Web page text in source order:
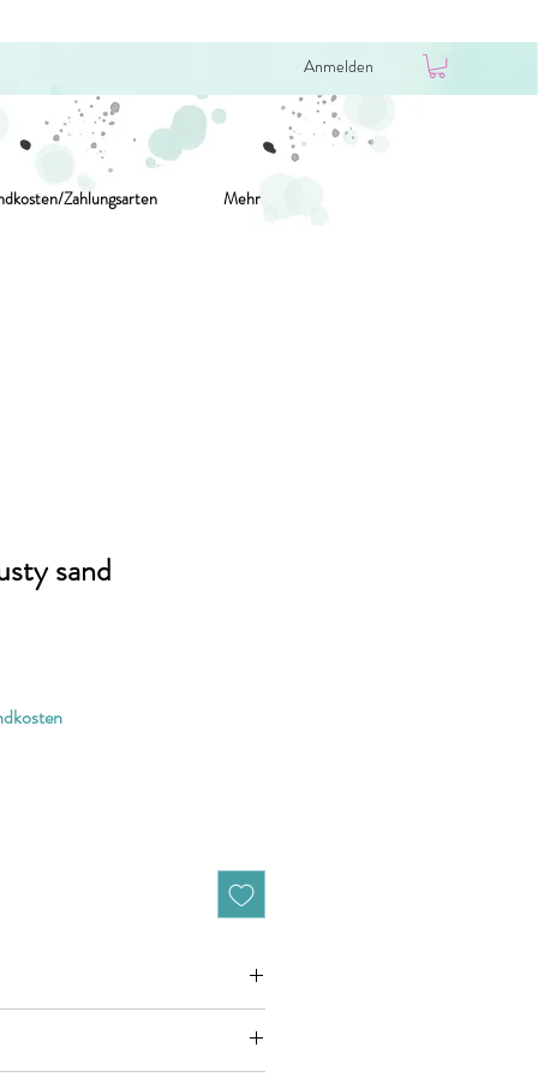
Anmelden
Zahlungsarten Mehr
sand
zB. 50cm (0,5m) daher bitte Anzahl 5